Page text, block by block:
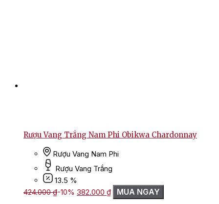
Rượu Vang Trắng Nam Phi Obikwa Chardonnay
Rượu Vang Nam Phi
Rượu Vang Trắng
13.5 %
424.000₫-10% Giá
gốc
382.000 ₫Giá
hiện
MUA NGAY